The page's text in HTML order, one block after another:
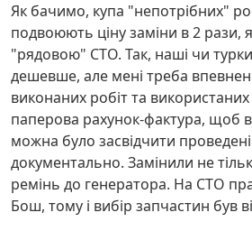
Як бачимо, купа "непотрібних"
подвоюють ціну заміни в 2 рази,
"рядовою" СТО. Так, наші чи
дешевше, але мені треба
виконаних робіт та
паперова рахунок-фактура, щоб
можна було засвідчити
документально. Замінили не
ремінь до генератора. На СТО
Бош, тому і вибір запчастин був